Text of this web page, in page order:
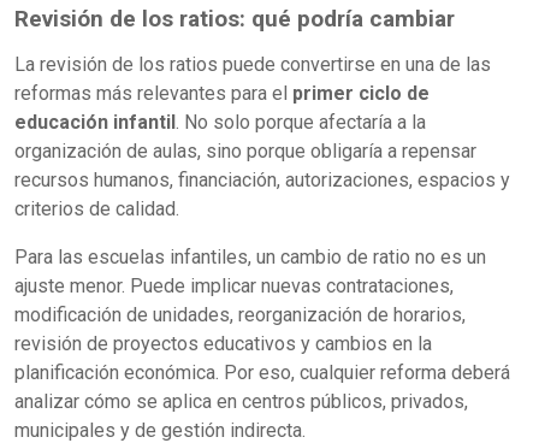
Revisión de los ratios: qué podría cambiar
La revisión de los ratios puede convertirse en una de las
reformas más relevantes para el primer ciclo de
educación infantil. No solo porque afectaría a la
organización de aulas, sino porque obligaría a repensar
recursos humanos, financiación, autorizaciones, espacios y
criterios de calidad.
Para las escuelas infantiles, un cambio de ratio no es un
ajuste menor. Puede implicar nuevas contrataciones,
modificación de unidades, reorganización de horarios,
revisión de proyectos educativos y cambios en la
planificación económica. Por eso, cualquier reforma deberá
analizar cómo se aplica en centros públicos, privados,
municipales y de gestión indirecta.